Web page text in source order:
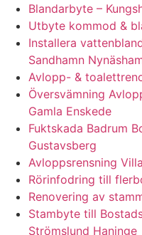
Blandarbyte –
Utbyte kommod &
Installera
Sandhamn
Avlopp- &
Översvämning
Gamla Enskede
Fuktskada Badrum
Gustavsberg
Avloppsrensning
Rörinfodring till
Renovering av
Stambyte till
Strömslund Haninge